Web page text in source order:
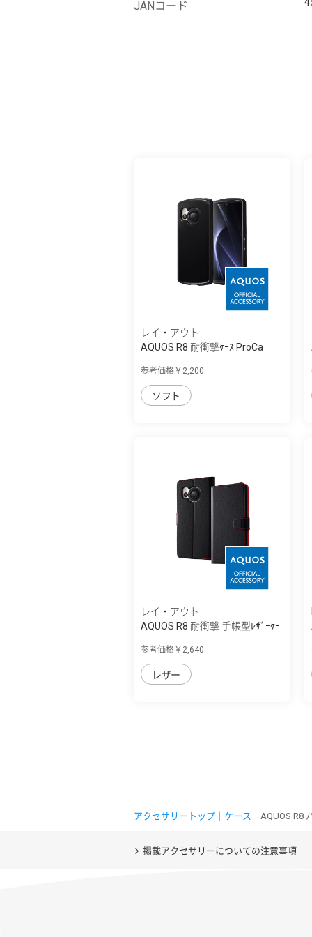
JANコード
レイ・アウト
AQUOS R8 耐衝撃ｹｰｽ ProCa
参考価格￥2,200
ソフト
レイ・アウト
AQUOS R8 耐衝撃 手帳型ﾚｻﾞｰｹｰ
参考価格￥2,640
レザー
アクセサリートップ ケース ｜AQUOS R8
掲載アクセサリーについての注意事項